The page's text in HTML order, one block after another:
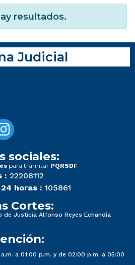
resultados.
Judicial
sociales:
para tramitar PQRSDF
: 22208112
horas : 105861
Cortes:
de Justicia Alfonso Reyes Echandía
a 01:00 p.m. y de 02:00 p.m. a 05:00